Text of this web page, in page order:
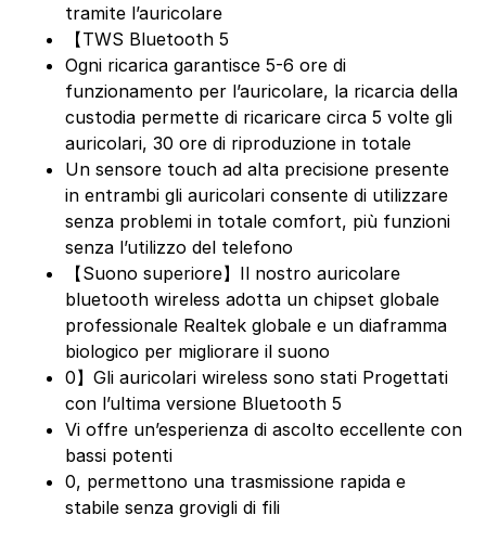
tramite l’auricolare
【TWS Bluetooth 5
Ogni ricarica garantisce 5-6 ore di
funzionamento per l’auricolare, la ricarcia della
custodia permette di ricaricare circa 5 volte gli
auricolari, 30 ore di riproduzione in totale
Un sensore touch ad alta precisione presente
in entrambi gli auricolari consente di utilizzare
senza problemi in totale comfort, più funzioni
senza l’utilizzo del telefono
【Suono superiore】Il nostro auricolare
bluetooth wireless adotta un chipset globale
professionale Realtek globale e un diaframma
biologico per migliorare il suono
0】Gli auricolari wireless sono stati Progettati
con l’ultima versione Bluetooth 5
Vi offre un’esperienza di ascolto eccellente con
bassi potenti
0, permettono una trasmissione rapida e
stabile senza grovigli di fili